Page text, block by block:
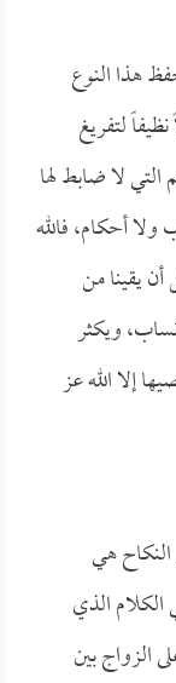
هذا النوع
لتفريغ
لا ضابط لها
ولا أحكام، فالله
يقينا من
ويكثر
إلا الله عز
هي
الكلام الذي
الزواج بين